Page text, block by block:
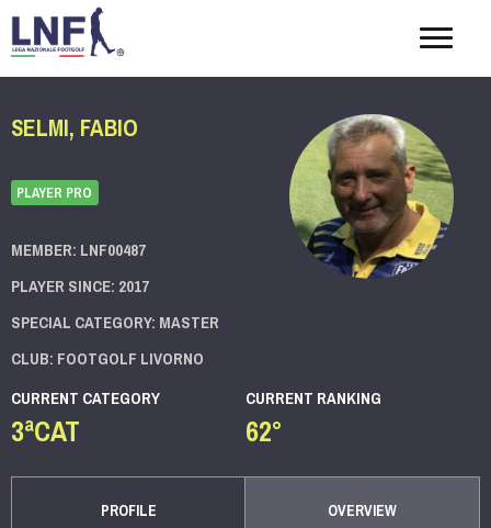
SELMI, FABIO
PLAYER PRO
MEMBER: LNF00487
PLAYER SINCE: 2017
SPECIAL CATEGORY: MASTER
CLUB: FOOTGOLF LIVORNO
CURRENT CATEGORY
3ªCAT
CURRENT RANKING
62°
PROFILE OVERVIEW